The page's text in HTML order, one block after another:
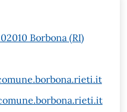
Borbona (RI)